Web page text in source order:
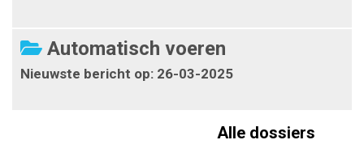
Automatisch voeren
Nieuwste bericht op: 26-03-2025
Alle dossiers